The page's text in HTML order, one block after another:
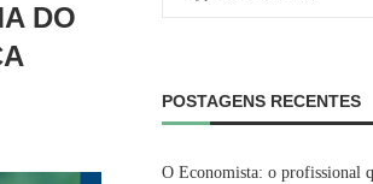
DO
POSTAGENS RECENTES
O Economista: o profissional